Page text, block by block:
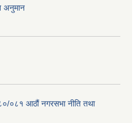
अनुमान
०८१ आठौं नगरसभा नीति तथा